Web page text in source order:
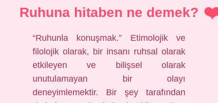
Ruhuna hitaben ne demek?
“Ruhunla konuşmak.” Etimolojik ve
filolojik olarak, bir insanı ruhsal olarak
etkileyen ve bilişsel olarak
unutulamayan bir olayı
deneyimlemektir. Bir şey tarafından